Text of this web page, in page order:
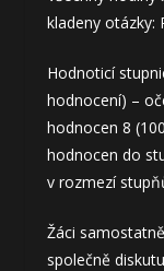
kladeny otázky:
Hodnoticí
hodnocení) –
hodnocen 8
hodnocen do
v rozmezí
Žáci
společně